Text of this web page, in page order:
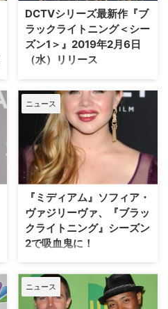
娘の…
DCTVシリーズ最新作『ブ
ラックライトニング＜シー
ズン1＞』2019年2月6日
（水）リリース
『ARROW／アロー』『THE
FLASH／フラッシュ』
『SUPERGIRL／スーパーガー
ル』を手掛けるグレッグ・バーラ
ンティが製作総指揮を務めるDC
コミックスのTVシリーズ最新作
『ブラックライトニング』。その
シーズン1のDVDが、2019年2月
【関連記事】米TVガイドが選ぶ
『ブラックライ…
ニュース
『ミディアム』ソフィア・
ヴァジリーヴァ、『ブラッ
クライトニング』シーズン
2で吸血鬼に！
ミステリードラマ『ミディアム
霊能者アリソン・デュボア』で、
パトリシア・アークエット演じる
主人公アリソンの娘アリエルを演
ニュース